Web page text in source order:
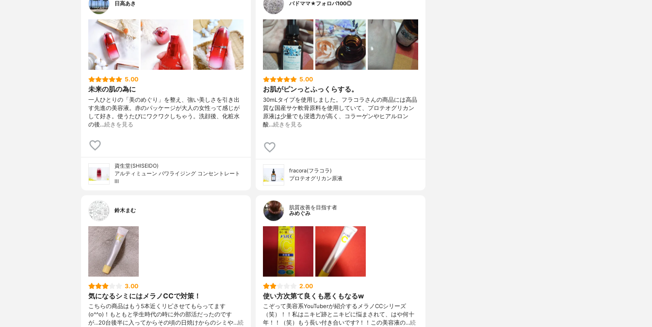
日高あき
5.00
未来の肌の為に
一人ひとりの「美のめぐり」を整え、強い美しさを引き出
す先進の美容液。赤のパッケージが大人の女性って感じが
して好き。使うたびにワクワクしちゃう。洗顔後、化粧水
の後…続きを見る
資生堂(SHISEIDO)
アルティミューン パワライジング コンセントレート
III
バドママ★フォロバ100◎
5.00
お肌がピンっとふっくらする。
30mLタイプを使用しました。フラコラさんの商品には高品
質な国産サケ軟骨原料を使用していて、プロテオグリカン
原液は少量でも浸透力が高く、コラーゲンやヒアルロン
酸…続きを見る
fracora(フラコラ)
プロテオグリカン原液
鈴木まむ
3.00
気になるシミにはメラノCCで対策！
こちらの商品はもう5本近くリピさせてもらってます
(o^^o)！もともと学生時代の時に外の部活だったのです
が...20台後半に入ってからその頃の日焼けからのシミや…続
肌質改善を目指す者
みめぐみ
2.00
使い方次第て良くも悪くもなるw
こぞって美容系YouTuberが紹介するメラノCCシリーズ
（笑）！！私はニキビ跡とニキビに悩まされて、はや何十
年！！（笑）もう長い付き合いです?！！この美容液の…続